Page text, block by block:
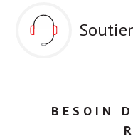
BESOIN